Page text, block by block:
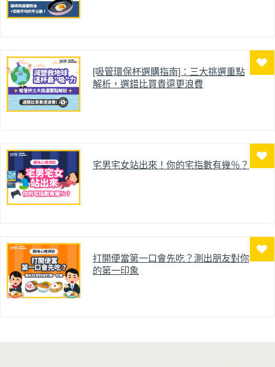
[吸管環保杯選購指南]：三大挑選重點
解析，選錯比買貴還更浪費
宅男宅女站出來！你的宅指數有幾％？
打開便當第一口會先吃？測出朋友對你
的第一印象